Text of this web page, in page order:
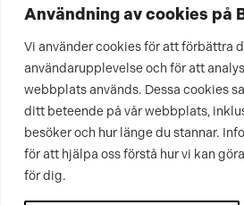
Användning av cookies på
Vi använder cookies för att förbättra
användarupplevelse och för att
webbplats används. Dessa cookies
ditt beteende på vår webbplats,
besöker och hur länge du stannar.
för att hjälpa oss förstå hur vi kan
för dig.
Postadress
Box 3159, 103 63 Stockholm
Om
Cookies